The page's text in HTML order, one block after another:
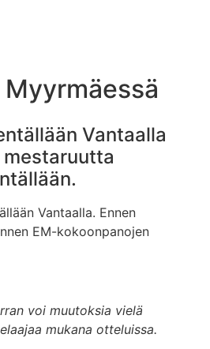
Vantaalla
mestaruutta
Vantaalla. Ennen
EM-kokoonpanojen
voi muutoksia vielä
mukana otteluissa.